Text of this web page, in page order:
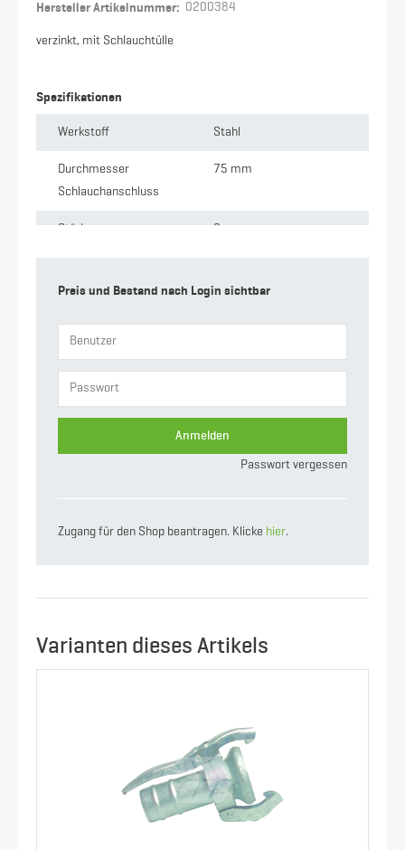
Hersteller Artikelnummer: 0200384
verzinkt, mit Schlauchtülle
Spezifikationen
Werkstoff Stahl
Durchmesser
Schlauchanschluss
75 mm
Stärke 2 mm
Schlauchtülle
Gewicht 6.44 kg
Nennweite 133
Preis und Bestand nach Login sichtbar
Anmelden
Passwort vergessen
Zugang für den Shop beantragen. Klicke hier.
Varianten dieses Artikels